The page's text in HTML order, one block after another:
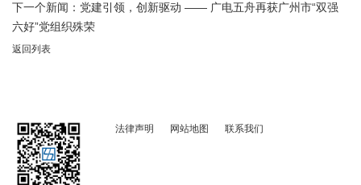
下一个新闻： 党建引领，创新驱动 —— 广电五舟再获广州市“双强
六好”党组织殊荣
返回列表
法律声明 网站地图 联系我们